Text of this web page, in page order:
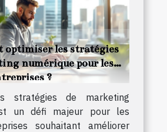
optimiser les stratégies
numérique pour les
?
stratégies de marketing
un défi majeur pour les
souhaitant améliorer